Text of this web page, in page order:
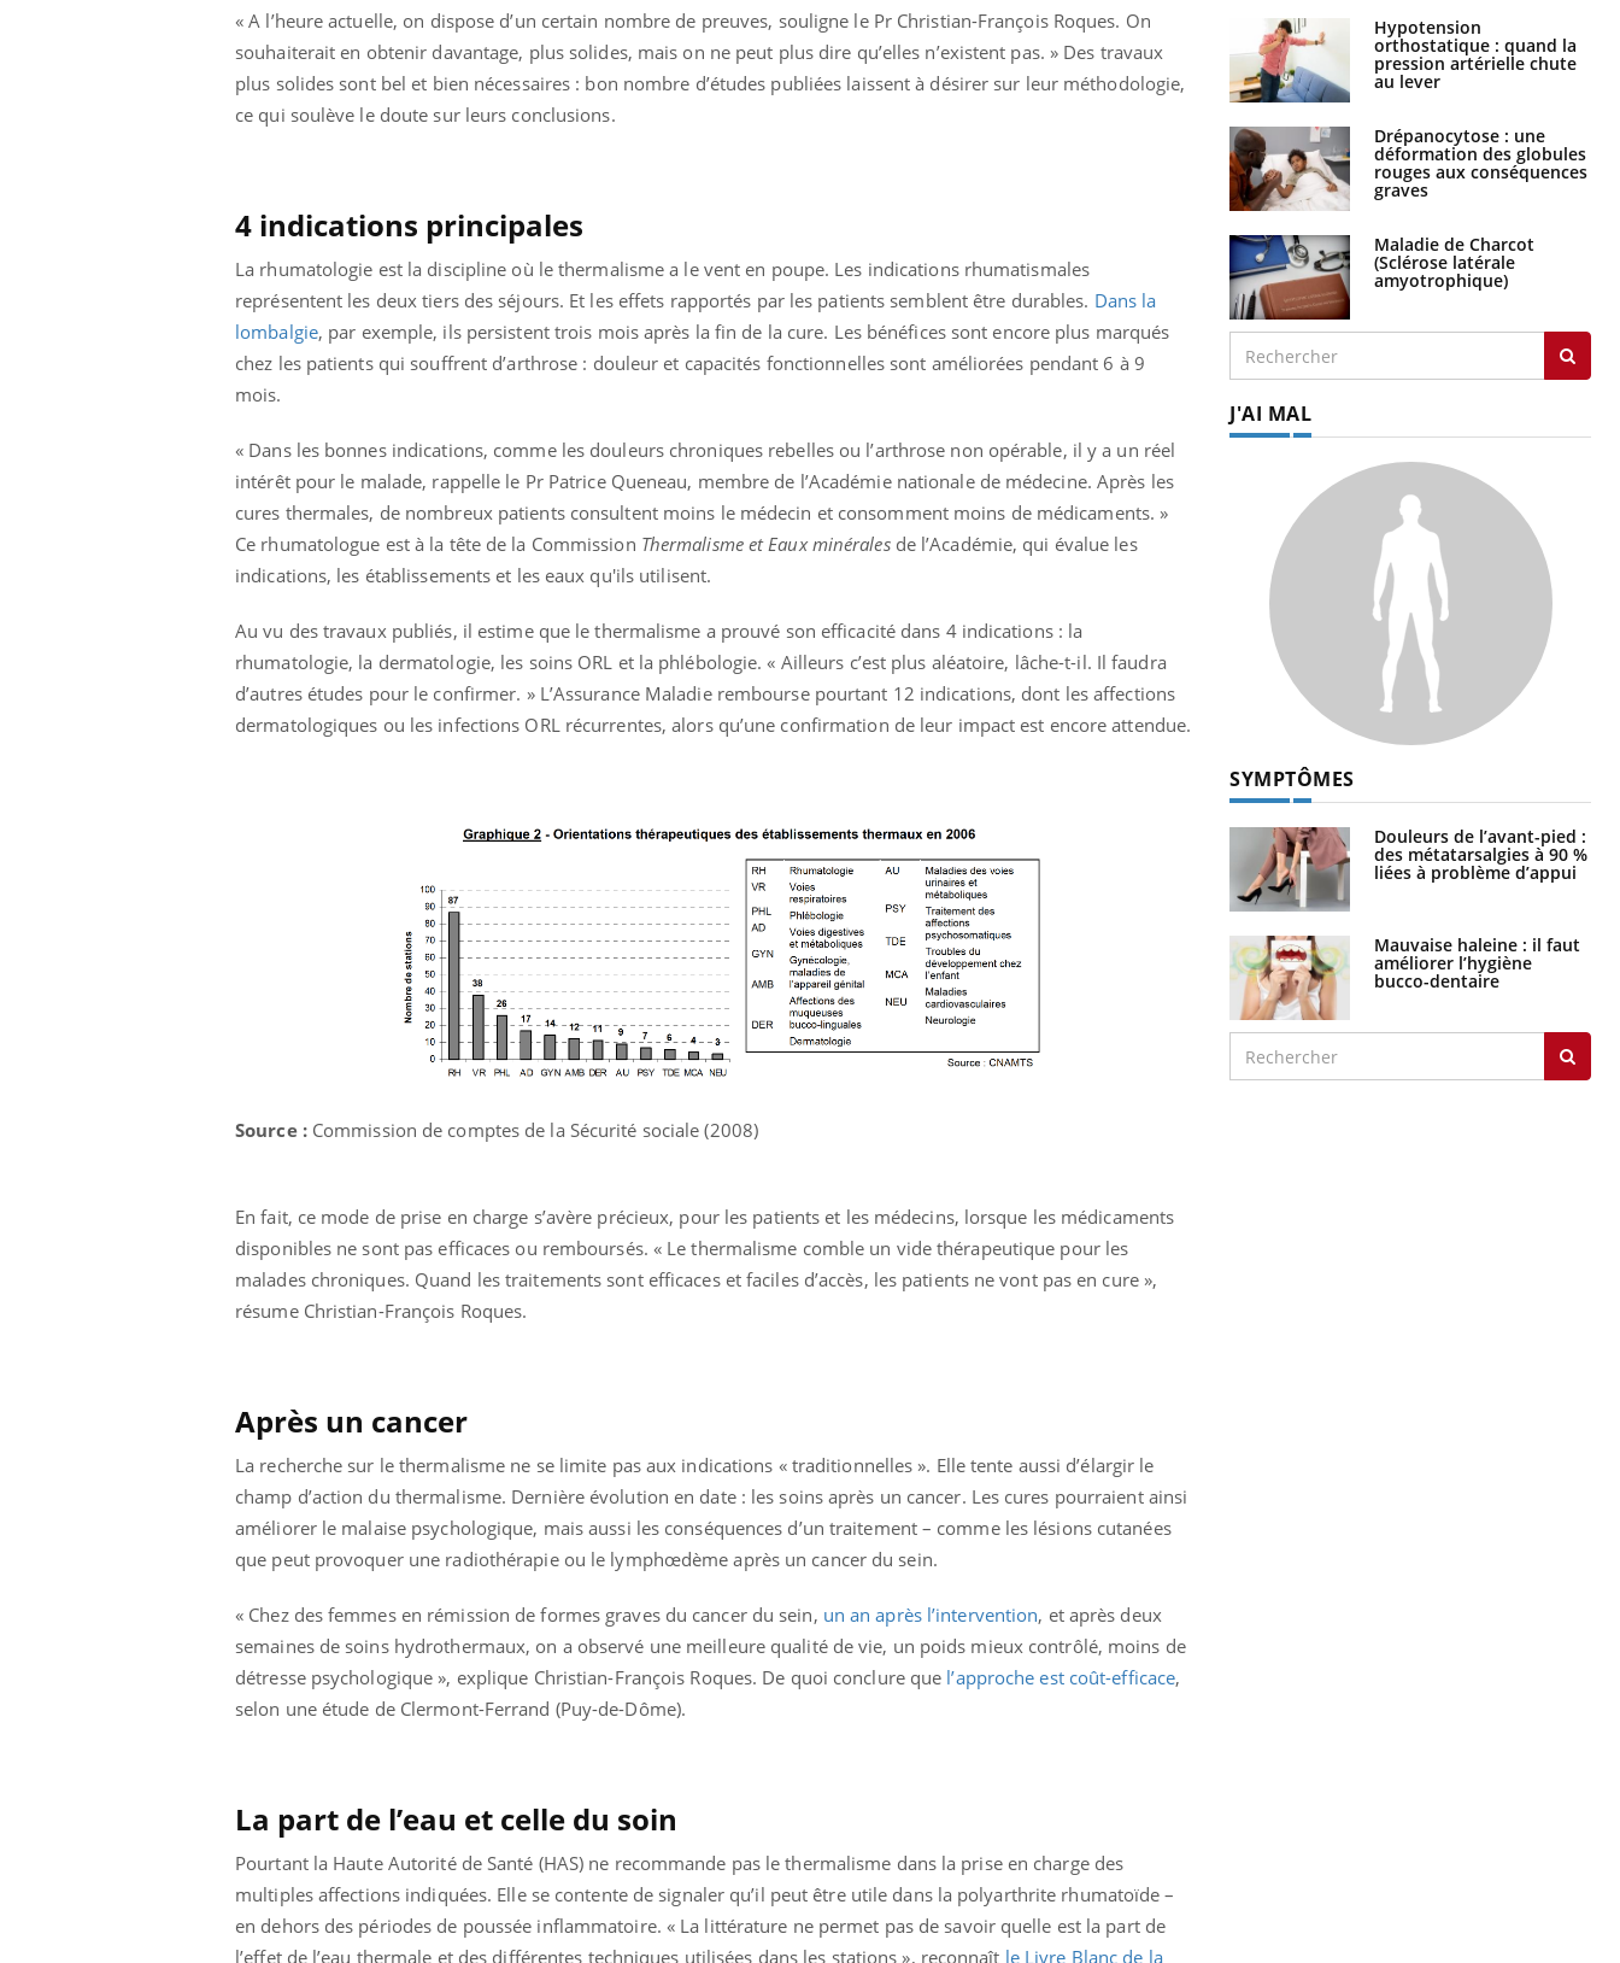
« A l’heure actuelle, on dispose d’un certain nombre de preuves, souligne le Pr Christian-François Roques. On
souhaiterait en obtenir davantage, plus solides, mais on ne peut plus dire qu’elles n’existent pas. » Des travaux
plus solides sont bel et bien nécessaires : bon nombre d’études publiées laissent à désirer sur leur méthodologie,
ce qui soulève le doute sur leurs conclusions.
4 indications principales
La rhumatologie est la discipline où le thermalisme a le vent en poupe. Les indications rhumatismales
représentent les deux tiers des séjours. Et les effets rapportés par les patients semblent être durables. Dans la
lombalgie, par exemple, ils persistent trois mois après la fin de la cure. Les bénéfices sont encore plus marqués
chez les patients qui souffrent d’arthrose : douleur et capacités fonctionnelles sont améliorées pendant 6 à 9
mois.
« Dans les bonnes indications, comme les douleurs chroniques rebelles ou l’arthrose non opérable, il y a un réel
intérêt pour le malade, rappelle le Pr Patrice Queneau, membre de l’Académie nationale de médecine. Après les
cures thermales, de nombreux patients consultent moins le médecin et consomment moins de médicaments. »
Ce rhumatologue est à la tête de la Commission Thermalisme et Eaux minéralesde l’Académie, qui évalue les
indications, les établissements et les eaux qu'ils utilisent.
Au vu des travaux publiés, il estime que le thermalisme a prouvé son efficacité dans 4 indications : la
rhumatologie, la dermatologie, les soins ORL et la phlébologie. « Ailleurs c’est plus aléatoire, lâche-t-il. Il faudra
d’autres études pour le confirmer. » L’Assurance Maladie rembourse pourtant 12 indications, dont les affections
dermatologiques ou les infections ORL récurrentes, alors qu’une confirmation de leur impact est encore attendue.
Source : Commission de comptes de la Sécurité sociale (2008)
En fait, ce mode de prise en charge s’avère précieux, pour les patients et les médecins, lorsque les médicaments
disponibles ne sont pas efficaces ou remboursés. « Le thermalisme comble un vide thérapeutique pour les
malades chroniques. Quand les traitements sont efficaces et faciles d’accès, les patients ne vont pas en cure »,
résume Christian-François Roques.
Après un cancer
La recherche sur le thermalisme ne se limite pas aux indications « traditionnelles ». Elle tente aussi d’élargir le
champ d’action du thermalisme. Dernière évolution en date : les soins après un cancer. Les cures pourraient ainsi
améliorer le malaise psychologique, mais aussi les conséquences d’un traitement – comme les lésions cutanées
que peut provoquer une radiothérapie ou le lymphœdème après un cancer du sein.
« Chez des femmes en rémission de formes graves du cancer du sein, un an après l’intervention, et après deux
semaines de soins hydrothermaux, on a observé une meilleure qualité de vie, un poids mieux contrôlé, moins de
détresse psychologique », explique Christian-François Roques. De quoi conclure que l’approche est coût-efficace,
selon une étude de Clermont-Ferrand (Puy-de-Dôme).
La part de l’eau et celle du soin
Pourtant la Haute Autorité de Santé (HAS) ne recommande pas le thermalisme dans la prise en charge des
multiples affections indiquées. Elle se contente de signaler qu’il peut être utile dans la polyarthrite rhumatoïde –
en dehors des périodes de poussée inflammatoire. « La littérature ne permet pas de savoir quelle est la part de
l’effet de l’eau thermale et des différentes techniques utilisées dans les stations », reconnaît le Livre Blanc de la
Hypotension
orthostatique : quand la
pression artérielle chute
au lever
Drépanocytose : une
déformation des globules
rouges aux conséquences
graves
Maladie de Charcot
(Sclérose latérale
amyotrophique)
J'AI MAL
SYMPTÔMES
Douleurs de l’avant-pied :
des métatarsalgies à 90 %
liées à problème d’appui
Mauvaise haleine : il faut
améliorer l’hygiène
bucco-dentaire